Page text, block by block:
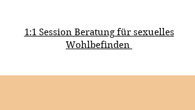
1:1 Session Beratung für sexuelles
Wohlbefinden